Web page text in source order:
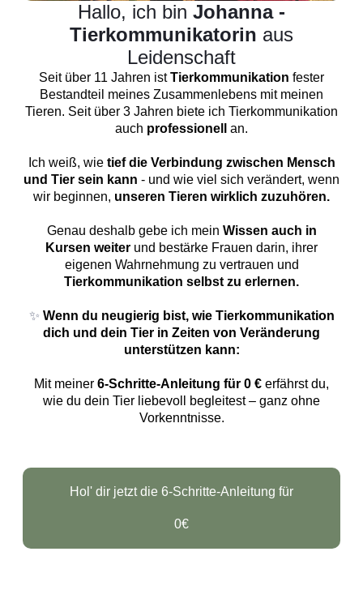
Hallo, ich bin Johanna -
Tierkommunikatorin aus
Leidenschaft
Seit über 11 Jahren istTierkommunikation fester
Bestandteil meines Zusammenlebens mit meinen
Tieren. Seit über 3 Jahren biete ich Tierkommunikation
auch professionell an.
Ich weiß, wie tief die Verbindung zwischen Mensch
und Tier sein kann - und wie viel sich verändert, wenn
wir beginnen, unseren Tieren wirklich zuzuhören.
Genau deshalb gebe ich mein Wissen auch in
Kursen weiter und bestärke Frauen darin, ihrer
eigenen Wahrnehmung zu vertrauen und
Tierkommunikation selbst zu erlernen.
✨ Wenn du neugierig bist, wie Tierkommunikation
dich und dein Tier in Zeiten von Veränderung
unterstützen kann:
Mit meiner 6-Schritte-Anleitung für 0 € erfährst du,
wie du dein Tier liebevoll begleitest – ganz ohne
Vorkenntnisse.
Hol' dir jetzt die 6-Schritte-Anleitung für
0€